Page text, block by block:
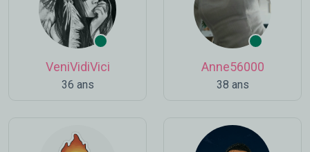
VeniVidiVici
36 ans
Anne56000
38 ans